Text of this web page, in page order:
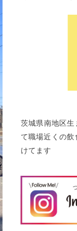
茨城県南地区生
て職場近くの
けてます